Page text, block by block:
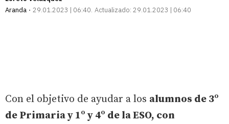
Aranda
29.01.2023 | 06:40 Actualizado: 29.01.2023 | 06:40
Con el objetivo de ayudar a los alumnos de 3º
de Primaria y 1º y 4º de la ESO, con